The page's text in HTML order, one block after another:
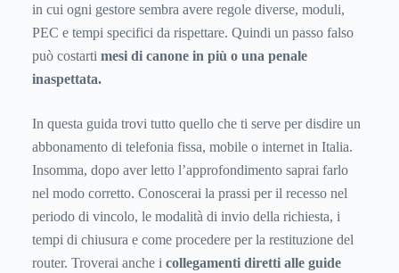
in cui ogni gestore sembra avere regole diverse, moduli,
PEC e tempi specifici da rispettare. Quindi un passo falso
può costarti mesi di canone in più o una penale
inaspettata.
In questa guida trovi tutto quello che ti serve per disdire un
abbonamento di telefonia fissa, mobile o internet in Italia.
Insomma, dopo aver letto l’approfondimento saprai farlo
nel modo corretto. Conoscerai la prassi per il recesso nel
periodo di vincolo, le modalità di invio della richiesta, i
tempi di chiusura e come procedere per la restituzione del
router. Troverai anche i collegamenti diretti alle guide